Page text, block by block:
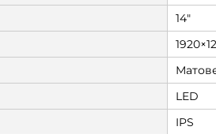
14"
LED
IPS